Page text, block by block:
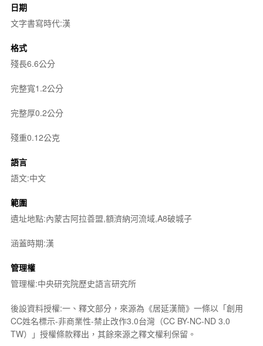
日期
文字書寫時代:漢
格式
殘長6.6公分
完整寬1.2公分
完整厚0.2公分
殘重0.12公克
語言
語文:中文
範圍
遺址地點:內蒙古阿拉善盟,額濟納河流域,A8破城子
涵蓋時期:漢
管理權
管理權:中央研究院歷史語言研究所
後設資料授權:一、釋文部分，來源為《居延漢簡》一條以「創用
CC姓名標示-非商業性-禁止改作3.0台灣（CC BY-NC-ND 3.0
TW）」授權條款釋出，其餘來源之釋文權利保留。